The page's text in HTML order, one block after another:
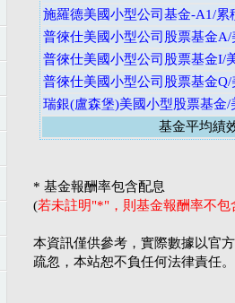
施羅德美國小型公司基金-A1/累
普徠仕美國小型公司股票基金A/
普徠仕美國小型公司股票基金I/
普徠仕美國小型公司股票基金Q/
瑞銀(盧森堡)美國小型股票基金/
基金平均績
* 基金報酬率包含配息
(若未註明"*"，則基金報酬率不
本資訊僅供參考，實際數據以官
疏忽，本站恕不負任何法律責任。